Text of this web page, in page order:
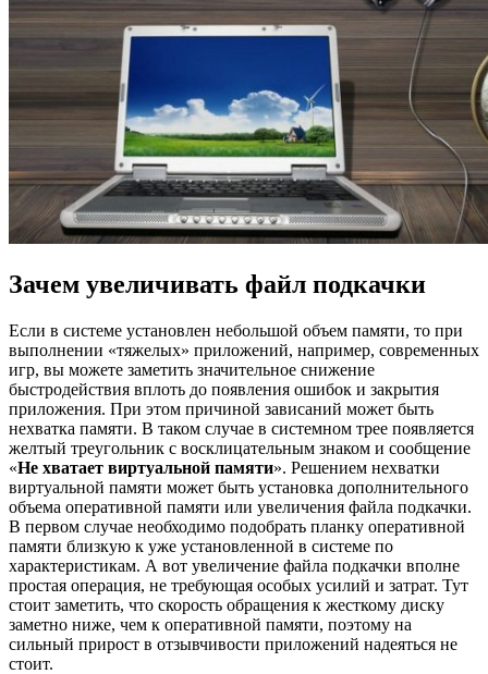
Зачем увеличивать файл подкачки
Если в системе установлен небольшой объем памяти, то при
выполнении «тяжелых» приложений, например, современных
игр, вы можете заметить значительное снижение
быстродействия вплоть до появления ошибок и закрытия
приложения. При этом причиной зависаний может быть
нехватка памяти. В таком случае в системном трее появляется
желтый треугольник с восклицательным знаком и сообщение
«Не хватает виртуальной памяти». Решением нехватки
виртуальной памяти может быть установка дополнительного
объема оперативной памяти или увеличения файла подкачки.
В первом случае необходимо подобрать планку оперативной
памяти близкую к уже установленной в системе по
характеристикам. А вот увеличение файла подкачки вполне
простая операция, не требующая особых усилий и затрат. Тут
стоит заметить, что скорость обращения к жесткому диску
заметно ниже, чем к оперативной памяти, поэтому на
сильный прирост в отзывчивости приложений надеяться не
стоит.